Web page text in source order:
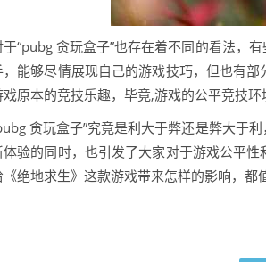
于“pubg 贪玩盒子”也存在着不同的看法，
，能够尽情展现自己的游戏技巧，但也有
戏原本的竞技乐趣，毕竟,游戏的公平竞技环
贪玩盒子”究竟是利大于弊还是弊大于
体验的同时，也引发了大家对于游戏公平
《绝地求生》这款游戏带来怎样的影响，都